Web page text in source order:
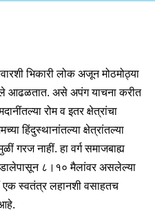
भिकारी लोक अजून मोठमोठ्या
आढळतात. असे अपंग याचना करीत
रोम व इतर क्षेत्रांचा
हिंदुस्थानांतल्या क्षेत्रांतल्या
गरज नाहीं. हा वर्ग समाजबाह्य
८।१० मैलांवर असलेल्या
एक स्वतंत्र लहानशी वसाहतच
आहे.